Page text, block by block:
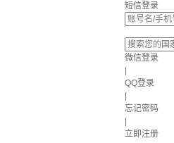
短信登录
微信登录
QQ登录
忘记密码
立即注册